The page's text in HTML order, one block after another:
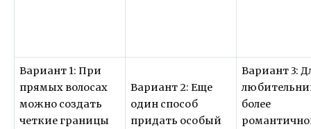
Вариант 1: При
прямых волосах
можно создать
четкие границы
Вариант 2: Еще
один способ
придать особый
Вариант 3:
более